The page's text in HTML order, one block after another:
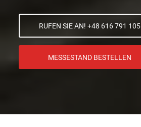
RUFEN SIE AN! +48 616 791 105
MESSESTAND BESTELLEN